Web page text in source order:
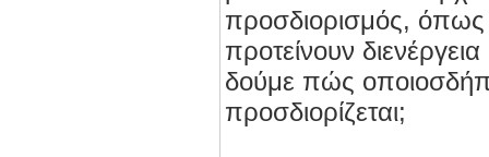
προσδιορισμός, όπως
προτείνουν
δούμε πώς
προσδιορίζεται;